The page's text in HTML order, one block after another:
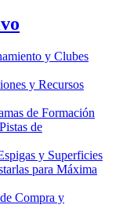
y Clubes
y Recursos
de Formación
de
y Superficies
para Máxima
Compra y